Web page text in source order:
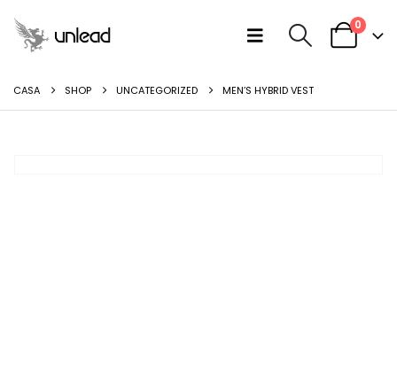
0
CASA SHOP UNCATEGORIZED MEN’S HYBRID VEST